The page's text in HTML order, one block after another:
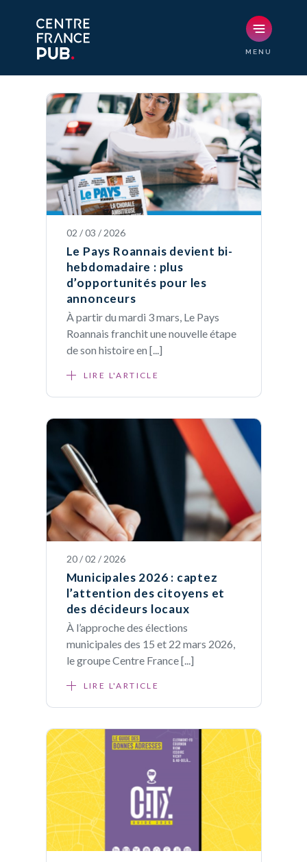
02 / 03 / 2026
Le Pays Roannais devient bi-
hebdomadaire : plus
d’opportunités pour les
annonceurs
À partir du mardi 3 mars, Le Pays
Roannais franchit une nouvelle étape
de son histoire en [...]
LIRE L'ARTICLE
20 / 02 / 2026
Municipales 2026 : captez
l’attention des citoyens et
des décideurs locaux
À l’approche des élections
municipales des 15 et 22 mars 2026,
le groupe Centre France [...]
LIRE L'ARTICLE